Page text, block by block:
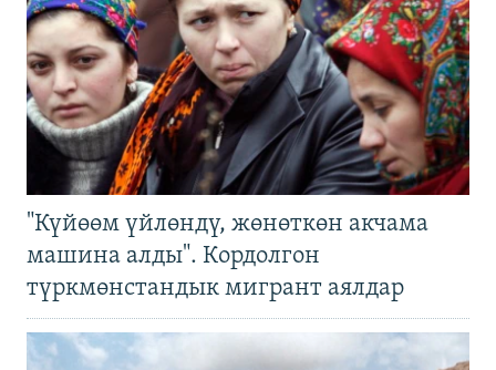
"Күйөөм үйлөндү, жөнөткөн акчама
машина алды". Кордолгон
түркмөнстандык мигрант аялдар